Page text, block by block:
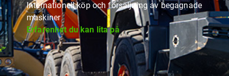
Internationell köp och försäljning av begagnade
maskiner
Erfarenhet du kan lita på